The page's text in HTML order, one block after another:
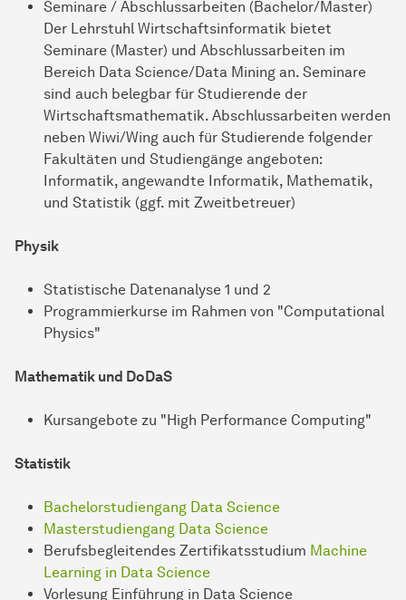
Seminare / Abschlussarbeiten (Bachelor/Master)
Der Lehrstuhl Wirtschaftsinformatik bietet
Seminare (Master) und Abschlussarbeiten im
Bereich Data Science/Data Mining an. Seminare
sind auch belegbar für Studierende der
Wirtschaftsmathematik. Abschlussarbeiten werden
neben Wiwi/Wing auch für Studierende folgender
Fakultäten und Studiengänge angeboten:
Informatik, angewandte Informatik, Mathematik,
und Statistik (ggf. mit Zweitbetreuer)
Physik
Statistische Datenanalyse 1 und 2
Programmierkurse im Rahmen von "Computational
Physics"
Mathematik und DoDaS
Kursangebote zu "High Performance Computing"
Statistik
Bachelorstudiengang Data Science
Masterstudiengang Data Science
Berufsbegleitendes Zertifikatsstudium Machine
Learning in Data Science
Vorlesung Einführung in Data Science